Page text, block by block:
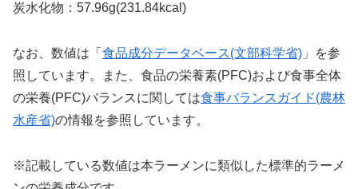
炭水化物：57.96g(231.84kcal)
なお、数値は「 食品成分データベース(文部科学省) 」を参
照しています。また、食品の栄養素(PFC)および食事全体
の栄養(PFC)バランスに関しては食事バランスガイド(農林
水産省)の情報を参照しています。
※記載している数値は本ラーメンに類似した標準的ラーメ